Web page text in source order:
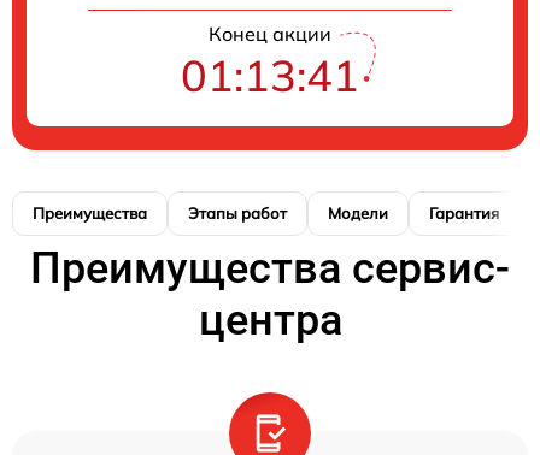
Конец акции
01:13:40
Преимущества Этапы работ Модели Гарантия
Преимущества сервис-
центра